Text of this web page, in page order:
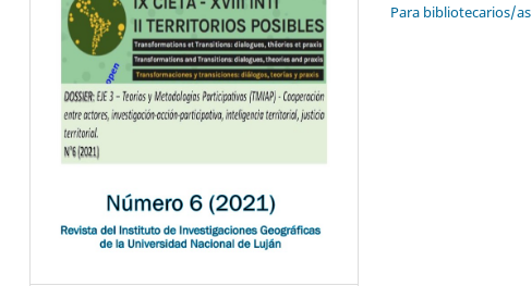
Para bibliotecarios/as